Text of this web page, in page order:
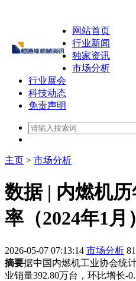
网站首页
行业新闻
独家资讯
市场分析
行业展会
科技动态
免责声明
主页 > 市场分析
数据 | 内燃机
率（2024年1月）
2026-05-07 07:13:14 市场分析
摘要据中国内燃机工业协会统
业销量392.80万台，环比增长